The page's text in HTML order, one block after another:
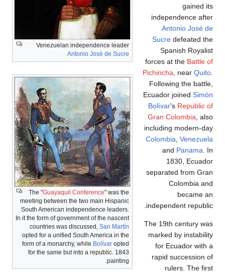
Venezuelan independence leader
Antonio José de Sucre
The "Guayaquil Conference
meeting between the two main Hispanic
South American independence leaders.
In it the form of government of the nascent
countries was discussed,
San Martín
opted for a unified South America in the
form of a monarchy, while
opted
for the same but into a republic. 1843
painting.
Antonio
Sucre
Spanish
forces at the
Pichincha,
Following
Ecuador
Bolívar 's
Gran
including
Colombia,
and
1830,
separated
independent
The 19th
marked by
for
rapid
rulers.